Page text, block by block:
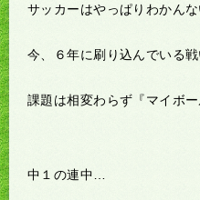
サッカーはやっぱりわかんな
今、６年に刷り込んでいる
課題は相変わらず『マイボ
中１の連中…